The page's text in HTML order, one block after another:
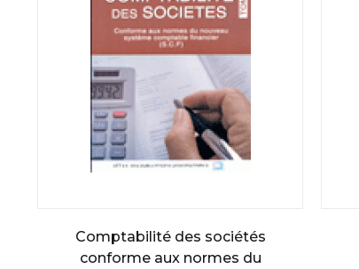
Comptabilité des sociétés
conforme aux normes du